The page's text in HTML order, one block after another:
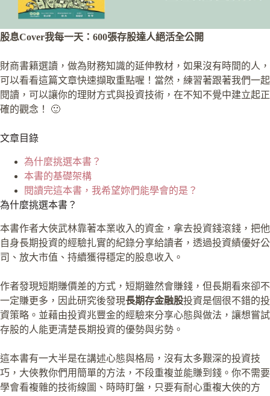
股息Cover我每一天：600張存股達人絕活全公開
財商書籍選讀，做為財務知識的延伸教材，如果沒有時間的人，
可以看看這篇文章快速擷取重點喔！當然，練習著跟著我們一起
閱讀，可以讓你的理財方式與投資技術，在不知不覺中建立起正
確的觀念！ 🙂
文章目錄
為什麼挑選本書？
本書的基礎架構
閱讀完這本書，我希望妳們能學會的是？
為什麼挑選本書？
本書作者大俠武林靠著本業收入的資金，拿去投資錢滾錢，把他
自身長期投資的經驗扎實的紀錄分享給讀者，透過投資績優好公
司、放大市值、持續獲得穩定的股息收入。
作者發現短期賺價差的方式，短期雖然會賺錢，但長期看來卻不
一定賺更多，因此研究後發現長期存金融股投資是個很不錯的投
資策略。並藉由投資兆豐金的經驗來分享心態與做法，讓想嘗試
存股的人能更清楚長期投資的優勢與劣勢。
這本書有一大半是在講述心態與格局，沒有太多艱深的投資技
巧，大俠教你們用簡單的方法，不段重複並能賺到錢。你不需要
學會看複雜的技術線圖、時時盯盤，只要有耐心重複大俠的方